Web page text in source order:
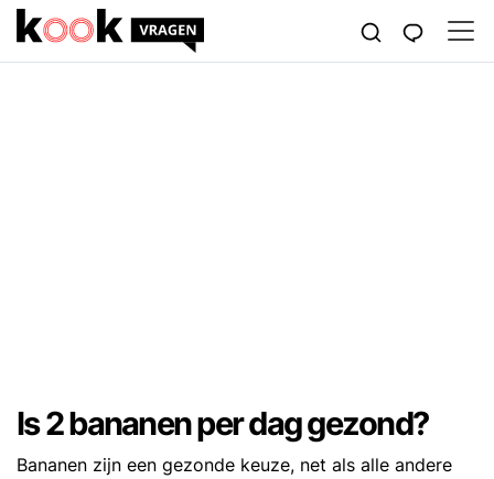
Is 2 bananen per dag gezond?
Bananen zijn een gezonde keuze, net als alle andere